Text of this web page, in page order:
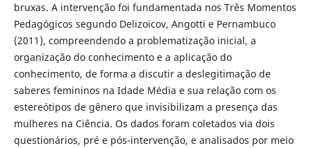
bruxas. A intervenção foi fundamentada nos Três Momentos
Pedagógicos segundo Delizoicov, Angotti e Pernambuco
(2011), compreendendo a problematização inicial, a
organização do conhecimento e a aplicação do
conhecimento, de forma a discutir a deslegitimação de
saberes femininos na Idade Média e sua relação com os
estereótipos de gênero que invisibilizam a presença das
mulheres na Ciência. Os dados foram coletados via dois
questionários, pré e pós-intervenção, e analisados por meio